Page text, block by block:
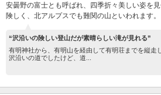
安曇野の富士とも呼ばれ、四季折々美しい姿を
険しく、北アルプスでも難関の山といわれます
“沢沿いの険しい登山だが素晴らしい滝が見れる”
有明神社から、有明山を経由して有明荘までを縦走
沢沿いの道でしたけど、道...